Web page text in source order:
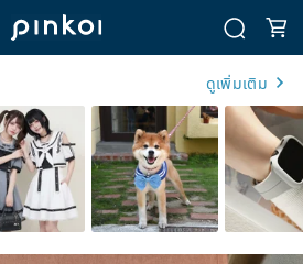
ดูเพิ่มเติม